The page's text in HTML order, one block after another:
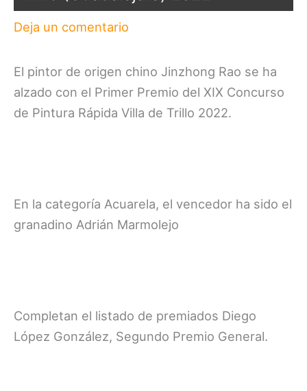
Deja un comentario
El pintor de origen chino Jinzhong Rao se ha
alzado con el Primer Premio del XIX Concurso
de Pintura Rápida Villa de Trillo 2022.
En la categoría Acuarela, el vencedor ha sido el
granadino Adrián Marmolejo
Completan el listado de premiados Diego
López González, Segundo Premio General.